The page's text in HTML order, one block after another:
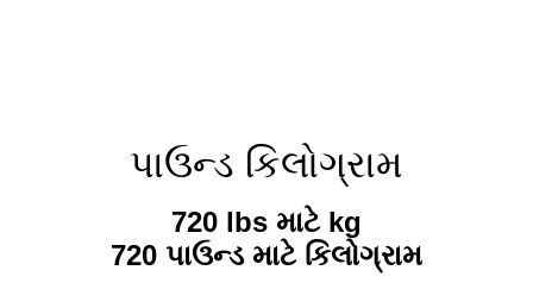
પાઉન્ડ કિલોગ્રામ
720 lbs માટે kg
720 પાઉન્ડ માટે કિલોગ્રામ